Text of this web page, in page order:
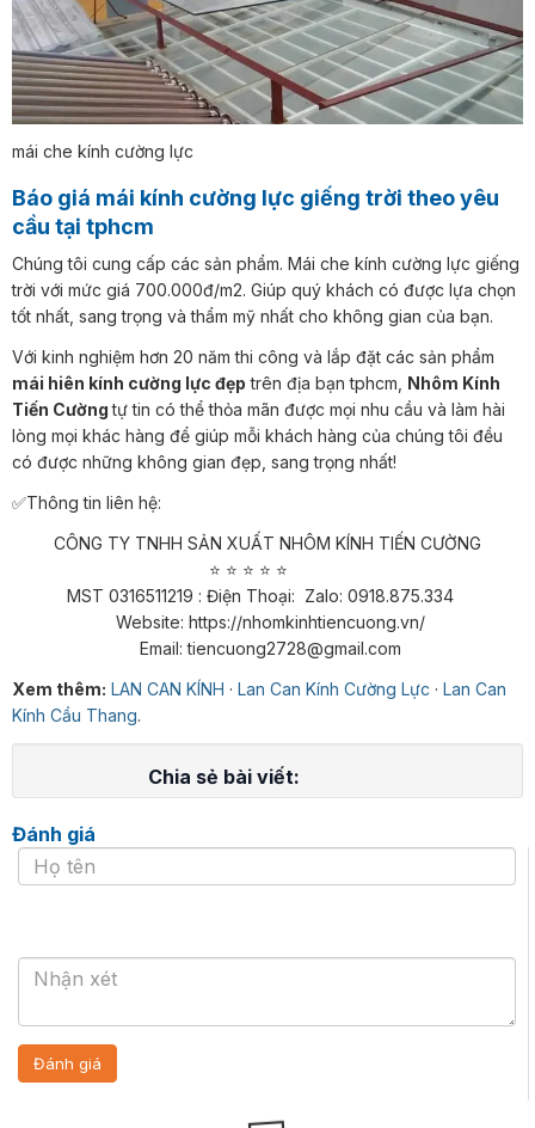
mái che kính cường lực
Báo giá mái kính cường lực giếng trời theo yêu
cầu tại tphcm
Chúng tôi cung cấp các sản phẩm. Mái che kính cường lực giếng
trời với mức giá 700.000đ/m2. Giúp quý khách có được lựa chọn
tốt nhất, sang trọng và thẩm mỹ nhất cho không gian của bạn.
Với kinh nghiệm hơn 20 năm thi công và lắp đặt các sản phẩm
mái hiên kính cường lực đẹp trên địa bạn tphcm, Nhôm Kính
Tiến Cườngtự tin có thể thỏa mãn được mọi nhu cầu và làm hài
lòng mọi khác hàng để giúp mỗi khách hàng của chúng tôi đều
có được những không gian đẹp, sang trọng nhất!
✅Thông tin liên hệ:
CÔNG TY TNHH SẢN XUẤT NHÔM KÍNH TIẾN CƯỜNG
⭐ ⭐ ⭐ ⭐ ⭐​​​​​​​
MST 0316511219 : Điện Thoại: Zalo: 0918.875.334
Website: https://nhomkinhtiencuong.vn/
Email: tiencuong2728@gmail.com
Xem thêm: LAN CAN KÍNH · Lan Can Kính Cường Lực · Lan Can
Kính Cầu Thang.
Chia sẻ bài viết:
Đánh giá